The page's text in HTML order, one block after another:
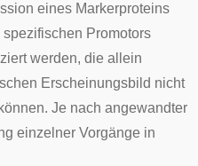
eines Markerproteins
Promotors
werden, die allein
Erscheinungsbild nicht
Je nach angewandter
einzelner Vorgänge in